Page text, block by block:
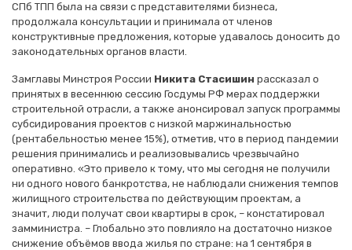
СПб ТПП была на связи с представителями бизнеса,
продолжала консультации и принимала от членов
конструктивные предложения, которые удавалось доносить до
законодательных органов власти.
Замглавы Минстроя России Никита Стасишин рассказал о
принятых в весеннюю сессию Госдумы РФ мерах поддержки
строительной отрасли, а также анонсировал запуск программы
субсидирования проектов с низкой маржинальностью
(рентабельностью менее 15%), отметив, что в период пандемии
решения принимались и реализовывались чрезвычайно
оперативно. «Это привело к тому, что мы сегодня не получили
ни одного нового банкротства, не наблюдали снижения темпов
жилищного строительства по действующим проектам, а
значит, люди получат свои квартиры в срок, – констатировал
замминистра. – Глобально это повлияло на достаточно низкое
снижение объёмов ввода жилья по стране: на 1 сентября в